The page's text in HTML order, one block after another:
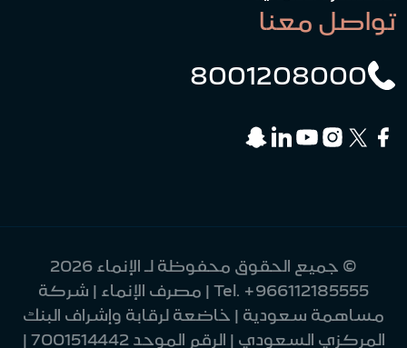
تواصل معنا
8001208000
© جميع الحقوق محفوظة لـ الإنماء 2026
Tel. +966112185555
| مصرف الإنماء | شركة
مساهمة سعودية | خاضعة لرقابة وإشراف البنك
المركزي السعودي | الرقم الموحد 7001514442 |